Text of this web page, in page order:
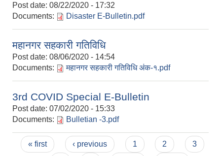
Post date: 08/22/2020 - 17:32
Documents:
Disaster E-Bulletin.pdf
महानगर सहकारी गतिविधि
Post date: 08/06/2020 - 14:54
Documents:
महानगर सहकारी गतिविधि अंक-१.pdf
3rd COVID Special E-Bulletin
Post date: 07/02/2020 - 15:33
Documents:
Bulletian -3.pdf
Pages
« first ‹ previous 1 2
3